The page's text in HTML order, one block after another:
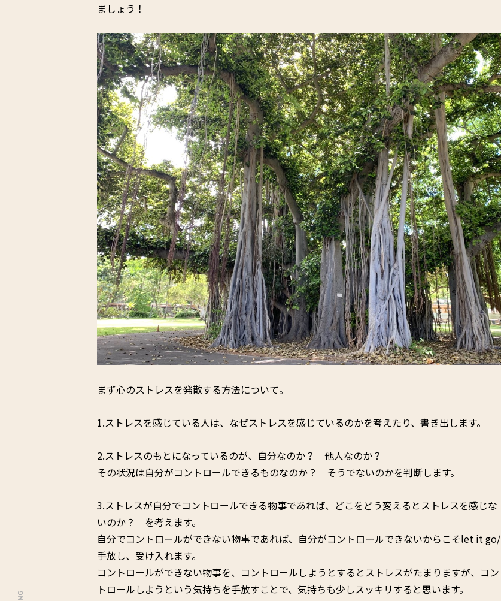
ましょう！
まず心のストレスを発散する方法について。
1.ストレスを感じている人は、なぜストレスを感じているのかを考えたり、書き出します。
2.ストレスのもとになっているのが、自分なのか？ 他人なのか？
その状況は自分がコントロールできるものなのか？ そうでないのかを判断します。
3.ストレスが自分でコントロールできる物事であれば、どこをどう変えるとストレスを感じな
いのか？ を考えます。
自分でコントロールができない物事であれば、自分がコントロールできないからこそlet it go/
手放し、受け入れます。
コントロールができない物事を、コントロールしようとするとストレスがたまりますが、コン
トロールしようという気持ちを手放すことで、気持ちも少しスッキリすると思います。